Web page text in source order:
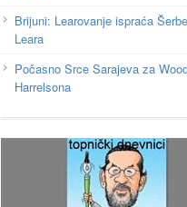
Brijuni: Learovanje ispraća
Leara
Počasno Srce Sarajeva za
Harrelsona